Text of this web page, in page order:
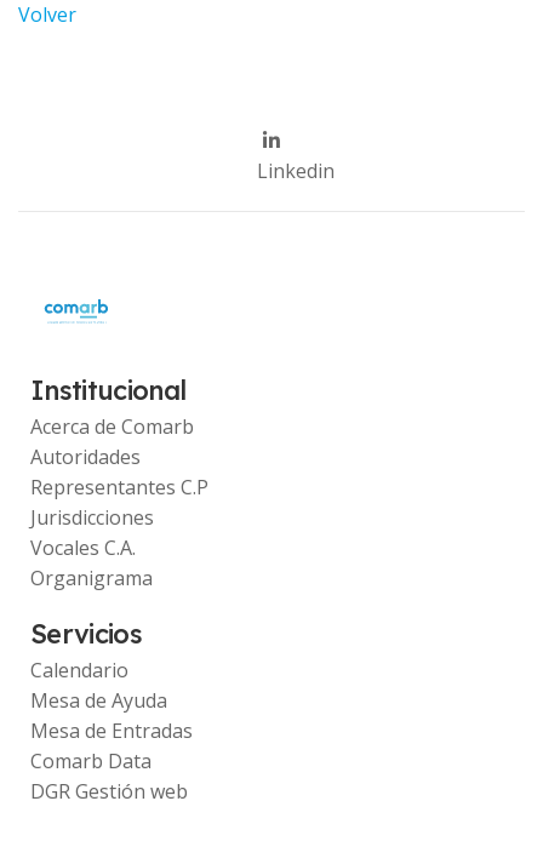
Volver
Linkedin
Institucional
Acerca de Comarb
Autoridades
Representantes C.P
Jurisdicciones
Vocales C.A.
Organigrama
Servicios
Calendario
Mesa de Ayuda
Mesa de Entradas
Comarb Data
DGR Gestión web